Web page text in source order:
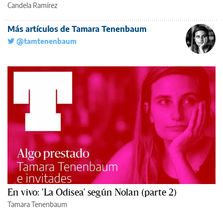
Candela Ramírez
Más artículos de Tamara Tenenbaum
@tamtenenbaum
En vivo: 'La Odisea' según Nolan (parte 2)
Tamara Tenenbaum